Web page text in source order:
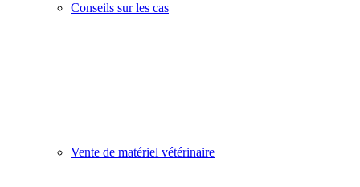
Conseils sur les cas
Vente de matériel vétérinaire